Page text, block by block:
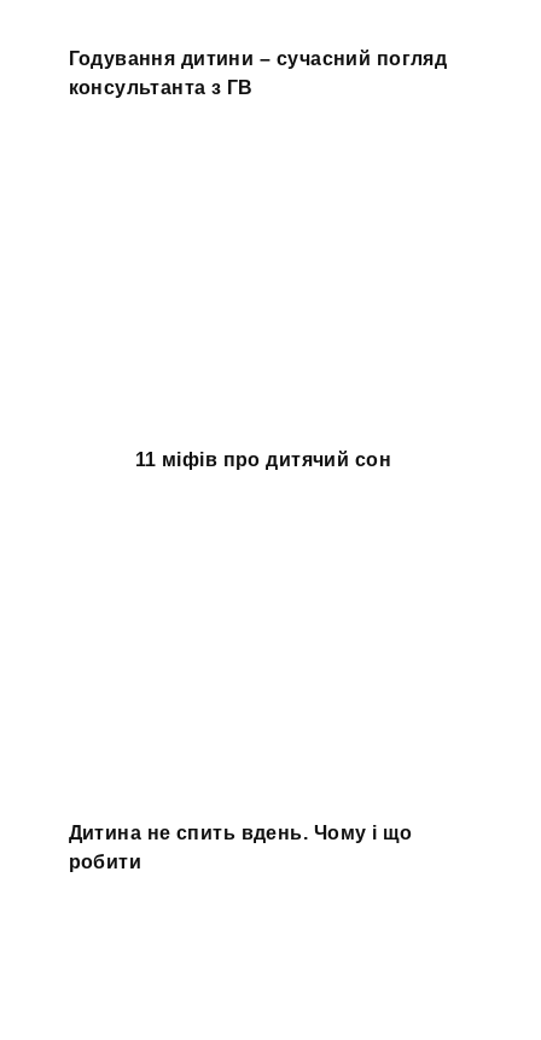
Годування дитини – сучасний погляд
консультанта з ГВ
11 міфів про дитячий сон
Дитина не спить вдень. Чому і що
робити